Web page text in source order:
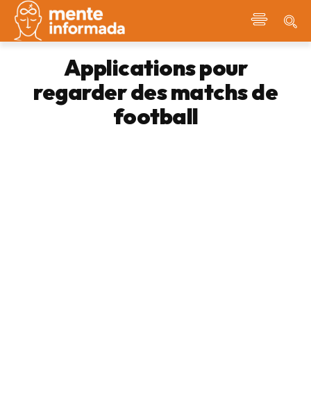
Applications pour
regarder des matchs de
football